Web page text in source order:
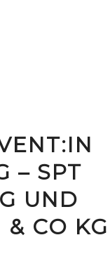
– SPT
UND
& CO KG